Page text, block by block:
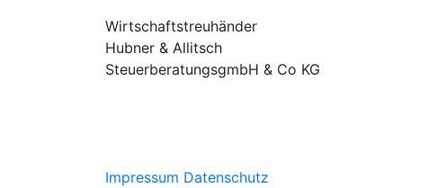
Wirtschaftstreuhänder
Hubner & Allitsch
SteuerberatungsgmbH & Co KG
Impressum Datenschutz